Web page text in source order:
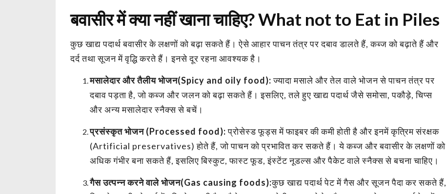
बवासीर में क्या नहीं खाना चाहिए? What not to Eat in Piles
कुछ खाद्य पदार्थ बवासीर के लक्षणों को बढ़ा सकते हैं। ऐसे आहार पाचन तंत्र पर दबाव डालते हैं, कब्ज को बढ़ाते हैं और
दर्द तथा सूजन में वृद्धि करते हैं। इनसे दूर रहना आवश्यक है।
मसालेदार और तैलीय भोजन(Spicy and oily food):ज्यादा मसाले और तेल वाले भोजन से पाचन तंत्र पर
दबाव पड़ता है, जो कब्ज और जलन को बढ़ा सकते हैं। इसलिए, तले हुए खाद्य पदार्थ जैसे समोसा, पकौड़े, चिप्स
और अन्य मसालेदार स्नैक्स से बचें।
प्रसंस्कृत भोजन (Processed food):प्रोसेस्ड फूड्स में फाइबर की कमी होती है और इनमें कृत्रिम संरक्षक
(Artificial preservatives) होते हैं, जो पाचन को प्रभावित कर सकते हैं। ये कब्ज और बवासीर के लक्षणों को
अधिक गंभीर बना सकते हैं, इसलिए बिस्कुट, फास्ट फूड, इंस्टेंट नूडल्स और पैकेट वाले स्नैक्स से बचना चाहिए।
गैस उत्पन्न करने वाले भोजन(Gas causing foods):कुछ खाद्य पदार्थ पेट में गैस और सूजन पैदा कर सकते हैं,